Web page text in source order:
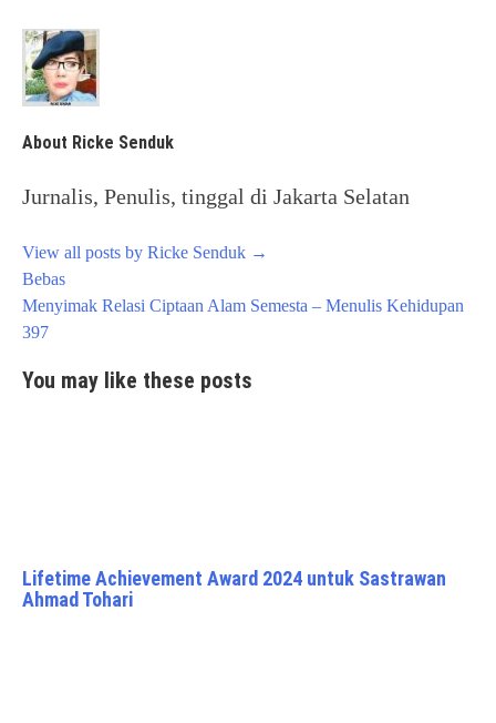
About Ricke Senduk
Jurnalis, Penulis, tinggal di Jakarta Selatan
View all posts by Ricke Senduk →
Post
navigation
Bebas
Menyimak Relasi Ciptaan Alam Semesta – Menulis Kehidupan
397
You may like these posts
Lifetime Achievement Award 2024 untuk Sastrawan
Ahmad Tohari